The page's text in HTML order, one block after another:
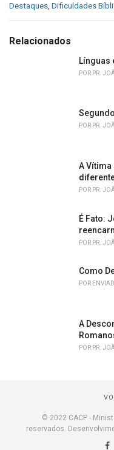
C
e
Destaques, Dificuldades
Relacionados
Línguas
POR PR.
POR PR.
A Vítima
POR PR.
É Fato:
POR PR.
Como
POR
A
POR PR.
© 2022 CACP -
reservados.